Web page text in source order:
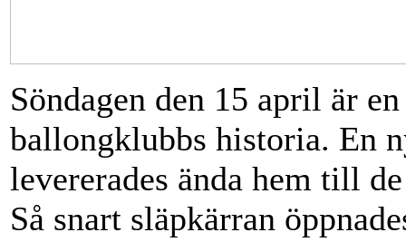
Söndagen den 15 april är
ballongklubbs historia. En
levererades ända hem till
Så snart släpkärran